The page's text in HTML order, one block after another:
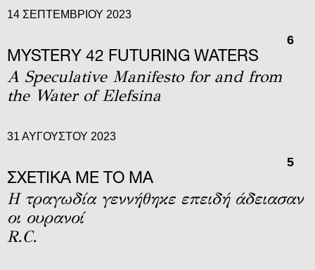
14 ΣΕΠΤΕΜΒΡΊΟΥ 2023
6
MYSTERY 42 FUTURING WATERS
A Speculative Manifesto for and from
the Water of Elefsina
31 ΑΥΓΟΎΣΤΟΥ 2023
5
ΣΧΕΤΙΚA ΜΕ ΤΟ MA
H τραγωδία γεννήθηκε επειδή άδειασαν
οι ουρανοί
R.C.